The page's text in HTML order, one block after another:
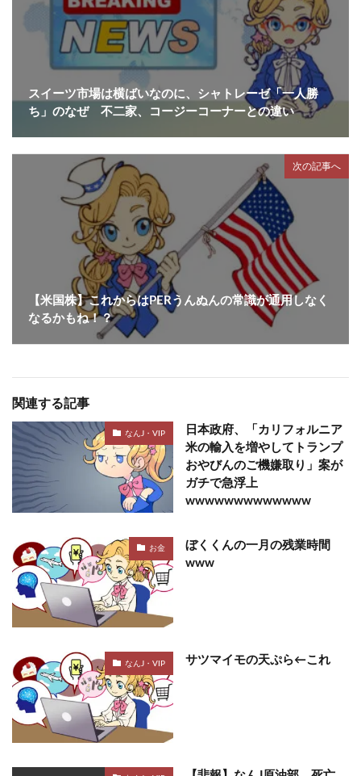
スイーツ市場は横ばいなのに、シャトレーゼ「一人勝
ち」のなぜ 不二家、コージーコーナーとの違い
次の記事へ
【米国株】これからはPERうんぬんの常識が通用しなく
なるかもね！？
関連する記事
なんJ・VIP
日本政府、「カリフォルニア
米の輸入を増やしてトランプ
おやびんのご機嫌取り」案が
ガチで急浮上
wwwwwwwwwwwww
お金
ぼくくんの一月の残業時間
www
なんJ・VIP サツマイモの天ぷら←これ